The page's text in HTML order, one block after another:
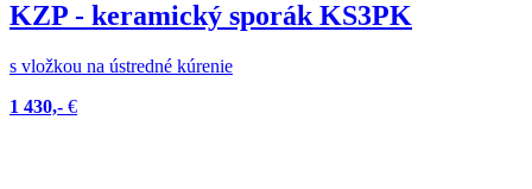
KZP - keramický sporák KS3PK
s vložkou na ústredné kúrenie
1 430,- €